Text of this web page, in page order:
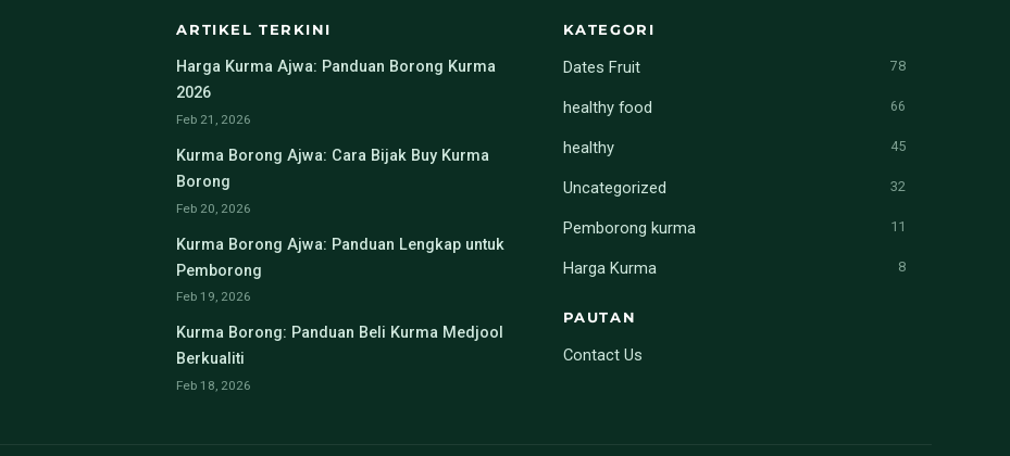
ARTIKEL TERKINI
Harga Kurma Ajwa: Panduan Borong Kurma
2026
Feb 21, 2026
Kurma Borong Ajwa: Cara Bijak Buy Kurma
Borong
Feb 20, 2026
Kurma Borong Ajwa: Panduan Lengkap untuk
Pemborong
Feb 19, 2026
Kurma Borong: Panduan Beli Kurma Medjool
Berkualiti
Feb 18, 2026
KATEGORI
Dates Fruit 78
healthy food 66
healthy 45
Uncategorized 32
Pemborong kurma 11
Harga Kurma 8
PAUTAN
Contact Us